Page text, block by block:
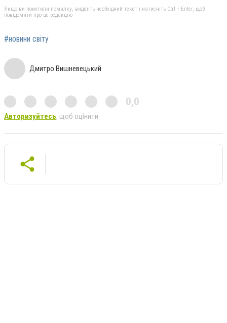
Якщо ви помітили помилку, виділіть необхідний текст і натисніть Ctrl + Enter, щоб
повідомити про це редакцію
#новини світу
Дмитро Вишневецький
0,0
Авторизуйтесь, щоб оцінити